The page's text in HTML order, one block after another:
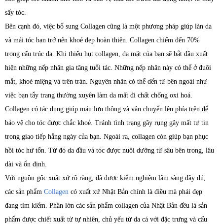
sấy tóc.
Bên cạnh đó, việc bổ sung Collagen cũng là một phương pháp giúp làn da
và mái tóc bạn trở nên khoẻ đẹp hoàn thiện. Collagen chiếm đến 70%
trong cấu trúc da. Khi thiếu hụt collagen, da mặt của bạn sẽ bắt đầu xuất
hiện những nếp nhăn gia tăng tuổi tác. Những nếp nhăn này có thể ở đuôi
mắt, khoé miệng và trên trán. Nguyên nhân có thể dến từ bên ngoài như
việc bạn tẩy trang thường xuyên làm da mất đi chất chống oxi hoá.
Collagen có tác dụng giúp máu lưu thông và vận chuyển lên phía trên để
bảo vệ cho tóc được chắc khoẻ. Tránh tình trạng gãy rụng gây mất tự tin
trong giao tiếp hằng ngày của bạn. Ngoài ra, collagen còn giúp bạn phục
hồi tóc hư tổn. Từ đó da đầu và tóc được nuôi dưỡng từ sâu bên trong, lâu
dài và ổn định.
Với nguồn gốc xuất xứ rõ ràng, đã được kiểm nghiệm lâm sàng đầy đủ,
các sản phẩm Collagen có xuất xứ Nhật Bản chính là điều mà phái đẹp
đang tìm kiếm. Phần lớn các sản phẩm collagen của Nhật Bản đều là sản
phẩm được chiết xuất từ tự nhiên, chủ yếu từ da cá với đặc trưng và cấu